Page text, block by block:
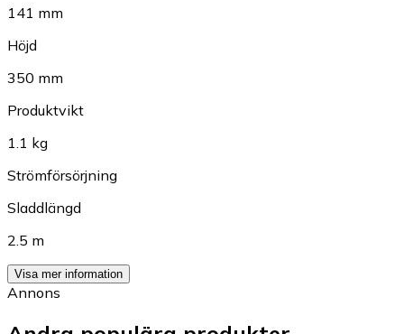
141 mm
Höjd
350 mm
Produktvikt
1.1 kg
Strömförsörjning
Sladdlängd
2.5 m
Visa mer information
Annons